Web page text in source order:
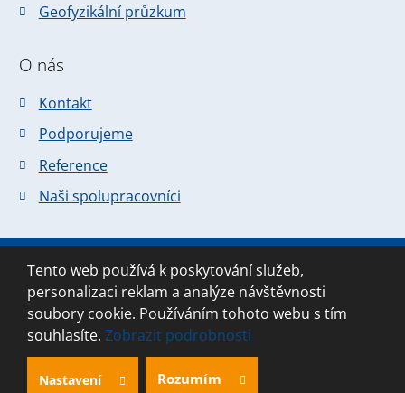
Geofyzikální průzkum
O nás
Kontakt
Podporujeme
Reference
Naši spolupracovníci
© 2026 Forsapi s.r.o., vytvořila eBRÁNA
Mapa stránek| Podmínky použití
Tento web používá k poskytování služeb,
personalizaci reklam a analýze návštěvnosti
soubory cookie. Používáním tohoto webu s tím
souhlasíte. Zobrazit podrobnosti
Nastavení Rozumím